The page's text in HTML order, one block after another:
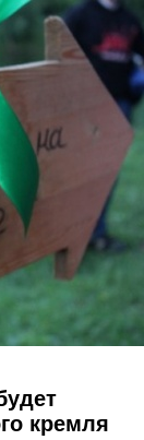
кремля